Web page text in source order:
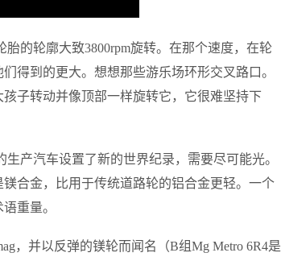
的轮廓大致3800rpm旋转。在那个速度，在轮
得到的更大。想想那些游乐场环形交叉路口。
子转动并像顶部一样旋转它，它很难坚持下
生产汽车设置了新的世界纪录，需要尽可能光。
合金，比用于传统道路轮的铝合金更轻。一个
重量。
，并以反弹的镁轮而闻名（B组Mg Metro 6R4是